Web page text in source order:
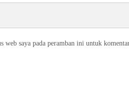
web saya pada peramban ini untuk